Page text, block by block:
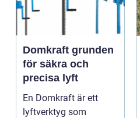
Domkraft grunden
för säkra och
precisa lyft
En Domkraft är ett
lyftverktyg som